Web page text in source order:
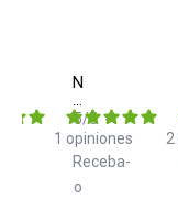
Neo
d+
TRS
Class
B
2.0
m
Receba-
o
5/5-
1 opiniones
2